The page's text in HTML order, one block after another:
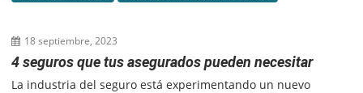
18 septiembre, 2023
4 seguros que tus asegurados pueden necesitar
La industria del seguro está experimentando un nuevo